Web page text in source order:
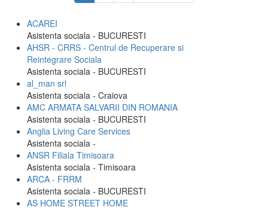
ACAREI
Asistenta sociala - BUCURESTI
AHSR - CRRS - Centrul de Recuperare si
Reintegrare Sociala
Asistenta sociala - BUCURESTI
al_man srl
Asistenta sociala - Craiova
AMC ARMATA SALVARII DIN ROMANIA
Asistenta sociala - BUCURESTI
Anglia Living Care Services
Asistenta sociala -
ANSR Filiala Timisoara
Asistenta sociala - Timisoara
ARCA - FRRM
Asistenta sociala - BUCURESTI
AS HOME STREET HOME